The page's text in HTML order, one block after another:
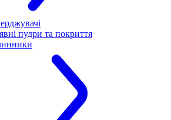
пудри та покриття